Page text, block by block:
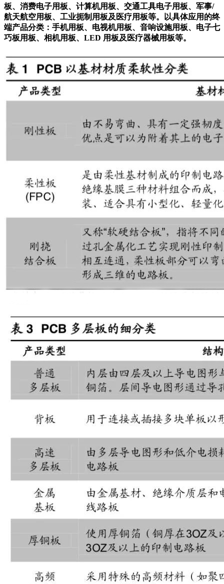
板、消费电子用板、计算机用板、交通工具电子用板、军事/
航天航空用板、工业扼制用板及医疗用板等。以具体应用的终
端产品分类：手机用板、电视机用板、音响设施用板、电子七
巧板用板、相机用板、LED 用板及医疗器械用板等。